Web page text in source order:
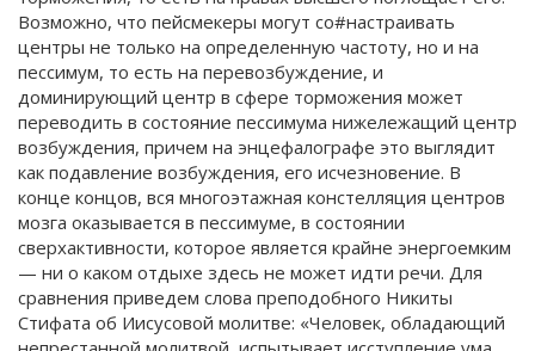
Возможно, что пейсмекеры могут со#настраивать
центры не только на определенную частоту, но и на
пессимум, то есть на перевозбуждение, и
доминирующий центр в сфере торможения может
переводить в состояние пессимума нижележащий центр
возбуждения, причем на энцефалографе это выглядит
как подавление возбуждения, его исчезновение. В
конце концов, вся многоэтажная констелляция центров
мозга оказывается в пессимуме, в состоянии
сверхактивности, которое является крайне энергоемким
— ни о каком отдыхе здесь не может идти речи. Для
сравнения приведем слова преподобного Никиты
Стифата об Иисусовой молитве: «Человек, обладающий